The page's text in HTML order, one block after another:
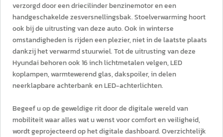
verzorgd door een driecilinder benzinemotor en een
handgeschakelde zesversnellingsbak. Stoelverwarming hoort
ook bij de uitrusting van deze auto. Ook in winterse
omstandigheden is rijden een plezier, niet in de laatste plaats
dankzij het verwarmd stuurwiel. Tot de uitrusting van deze
Hyundai behoren ook 16 inch lichtmetalen velgen, LED
koplampen, warmtewerend glas, dakspoiler, in delen
neerklapbare achterbank en LED-achterlichten.
Begeef u op de geweldige rit door de digitale wereld van
mobiliteit waar alles wat u wenst voor comfort en veiligheid,
wordt geprojecteerd op het digitale dashboard. Overzichtelijk